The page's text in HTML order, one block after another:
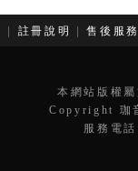
註冊說明 售後服
本網站版權
Copyright 珈
服務電